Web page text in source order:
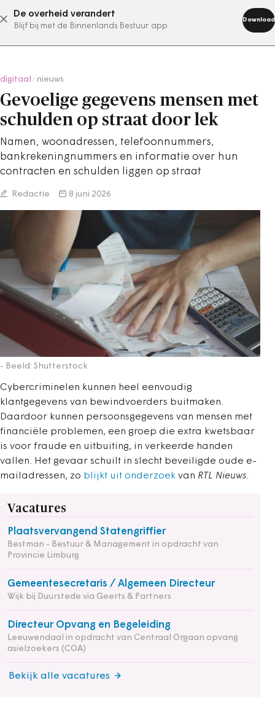
De overheid verandert
Blijf bij met de Binnenlands Bestuur app
Download
abonneer nu
digitaal nieuws
Gevoelige gegevens mensen met
schulden op straat door lek
Namen, woonadressen, telefoonnummers,
bankrekeningnummers en informatie over hun
contracten en schulden liggen op straat
Redactie 8 juni 2026
- Beeld: Shutterstock
Cybercriminelen kunnen heel eenvoudig
klantgegevens van bewindvoerders buitmaken.
Daardoor kunnen persoonsgegevens van mensen met
financiële problemen, een groep die extra kwetsbaar
is voor fraude en uitbuiting, in verkeerde handen
vallen. Het gevaar schuilt in slecht beveiligde oude e-
mailadressen, zo blijkt uit onderzoek van RTL Nieuws.
Vacatures
Plaatsvervangend Statengriffier
Bestman - Bestuur & Management in opdracht van
Provincie Limburg
Gemeentesecretaris / Algemeen Directeur
Wijk bij Duurstede via Geerts & Partners
Directeur Opvang en Begeleiding
Leeuwendaal in opdracht van Centraal Orgaan opvang
asielzoekers (COA)
Bekijk alle vacatures